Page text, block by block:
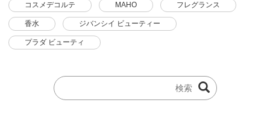
コスメデコルテ MAHO フレグランス
香水 ジバンシイ ビューティー
プラダ ビューティ